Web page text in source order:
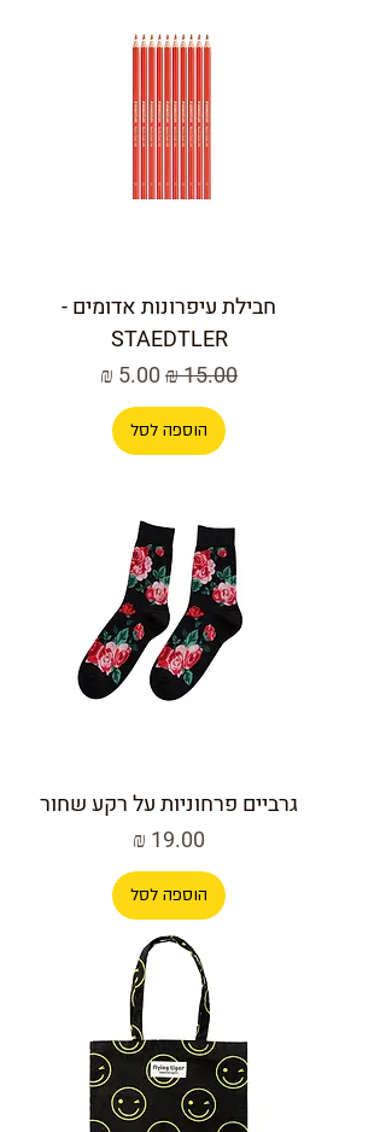
חבילת עיפרונות אדומים -
STAEDTLER
מחיר רגילמחיר מבצע
הוספה לסל
גרביים פרחוניות על רקע שחור
מחיר
הוספה לסל